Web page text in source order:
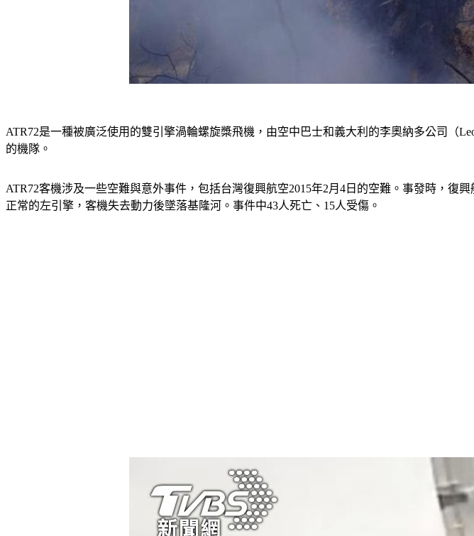
ATR72是一種被廣泛使用的雙引擎渦輪螺旋槳飛機，由空中巴士和義大利的李奧納多公司（
的機隊。
ATR72客機涉及一些空難與意外事件，包括台灣復興航空2015年2月4日的空難。事發時，
正常的左引擎，客機失去動力後墜落基隆河。事件中43人死亡、15人受傷。